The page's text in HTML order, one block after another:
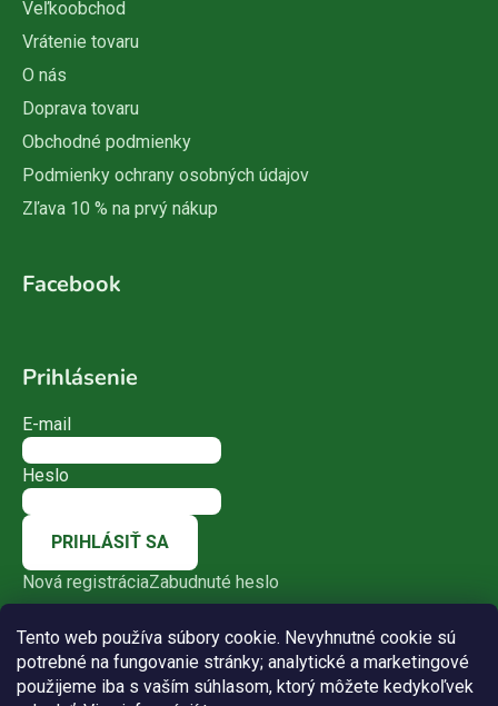
Tento web používa súbory cookie. Nevyhnutné cookie sú
potrebné na fungovanie stránky; analytické a marketingové
použijeme iba s vaším súhlasom, ktorý môžete kedykoľvek
Veľkoobchod
Vrátenie tovaru
O nás
Doprava tovaru
Obchodné podmienky
Podmienky ochrany osobných údajov
Zľava 10 % na prvý nákup
Facebook
Prihlásenie
E-mail
Heslo
PRIHLÁSIŤ SA
Nová registráciaZabudnuté heslo